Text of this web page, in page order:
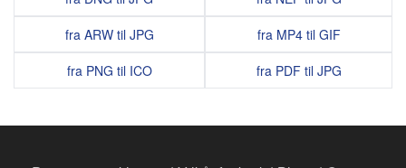
fra ARW til JPG
fra PNG til ICO
fra MP4 til GIF
fra PDF til JPG